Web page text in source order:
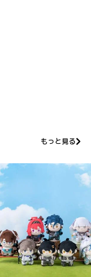
もっと見る